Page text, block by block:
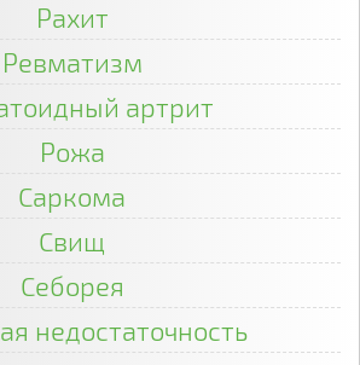
Рахит
Ревматизм
артрит
Рожа
Саркома
Свищ
Себорея
недостаточность